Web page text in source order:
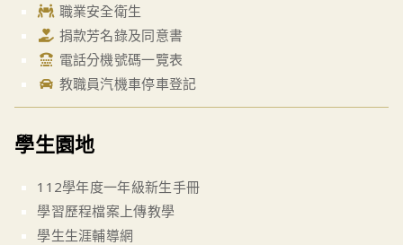
職業安全衛生
捐款芳名錄及同意書
電話分機號碼一覽表
教職員汽機車停車登記
學生園地
112學年度一年級新生手冊
學習歷程檔案上傳教學
學生生涯輔導網